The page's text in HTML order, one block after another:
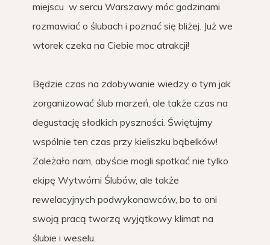
miejscu w sercu Warszawy móc godzinami
rozmawiać o ślubach i poznać się bliżej. Już we
wtorek czeka na Ciebie moc atrakcji!
Będzie czas na zdobywanie wiedzy o tym jak
zorganizować ślub marzeń, ale także czas na
degustację słodkich pyszności. Świętujmy
wspólnie ten czas przy kieliszku bąbelków!
Zależało nam, abyście mogli spotkać nie tylko
ekipę Wytwórni Ślubów, ale także
rewelacyjnych podwykonawców, bo to oni
swoją pracą tworzą wyjątkowy klimat na
ślubie i weselu.